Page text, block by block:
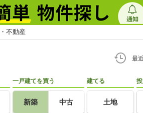
不動産
最
一戸建てを買う
新築 中古
建てる
土地